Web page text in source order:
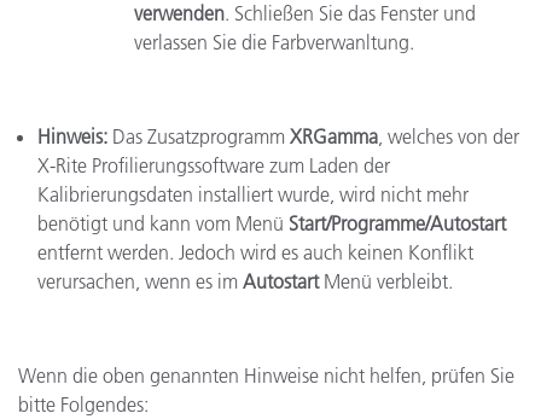
verwenden. Schließen Sie das Fenster und
verlassen Sie die Farbverwanltung.
Hinweis: Das Zusatzprogramm XRGamma, welches von der
X-Rite Profilierungssoftware zum Laden der
Kalibrierungsdaten installiert wurde, wird nicht mehr
benötigt und kann vom Menü Start/Programme/Autostart
entfernt werden. Jedoch wird es auch keinen Konflikt
verursachen, wenn es im AutostartMenü verbleibt.
Wenn die oben genannten Hinweise nicht helfen, prüfen Sie
bitte Folgendes: